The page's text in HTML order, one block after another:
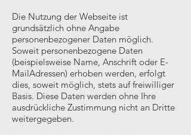
Die Nutzung der Webseite ist
grundsätzlich ohne Angabe
personenbezogener Daten möglich.
Soweit personenbezogene Daten
(beispielsweise Name, Anschrift oder E-
MailAdressen) erhoben werden, erfolgt
dies, soweit möglich, stets auf freiwilliger
Basis. Diese Daten werden ohne Ihre
ausdrückliche Zustimmung nicht an Dritte
weitergegeben.